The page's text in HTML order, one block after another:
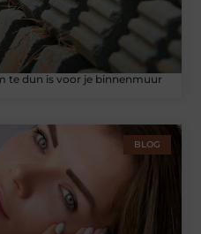
te dun is voor je binnenmuur
BLOG